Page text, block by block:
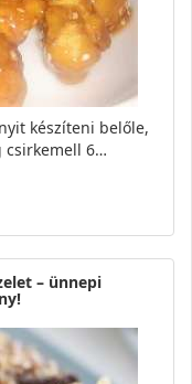
készíteni belőle,
csirkemell 6…
– ünnepi